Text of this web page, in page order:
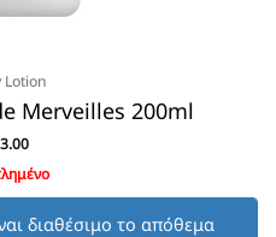
Lotion
Merveilles 200ml
διαθέσιμο το απόθεμα